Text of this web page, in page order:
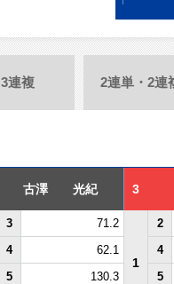
3連複 2連単・2連
古澤 光紀 3
3 71.2
1
2
4 62.1
4
5 130.3
5